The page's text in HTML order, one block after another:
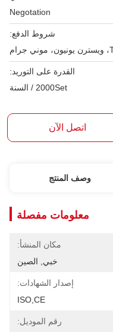
Negotation
شروط الدفع:
القدرة على التوريد:
2000Set / السنة
اتصل الآن
وصف المنتج
معلومات مفصلة
مكان المنشأ:
خبي, الصين
إصدار الشهادات:
ISO,CE
رقم الموديل: